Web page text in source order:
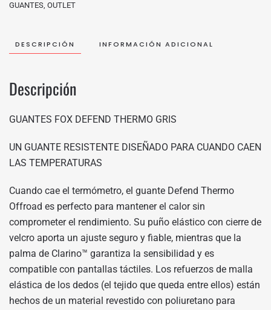
GUANTES, OUTLET
DESCRIPCIÓN INFORMACIÓN ADICIONAL
Descripción
GUANTES FOX DEFEND THERMO GRIS
UN GUANTE RESISTENTE DISEÑADO PARA CUANDO CAEN
LAS TEMPERATURAS
Cuando cae el termómetro, el guante Defend Thermo
Offroad es perfecto para mantener el calor sin
comprometer el rendimiento. Su puño elástico con cierre de
velcro aporta un ajuste seguro y fiable, mientras que la
palma de Clarino™ garantiza la sensibilidad y es
compatible con pantallas táctiles. Los refuerzos de malla
elástica de los dedos (el tejido que queda entre ellos) están
hechos de un material revestido con poliuretano para